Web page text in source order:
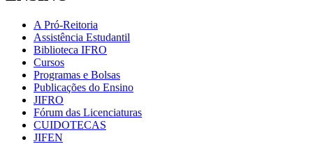
A Pró-Reitoria
Assistência Estudantil
Biblioteca IFRO
Cursos
Programas e Bolsas
Publicações do Ensino
JIFRO
Fórum das Licenciaturas
CUIDOTECAS
JIFEN